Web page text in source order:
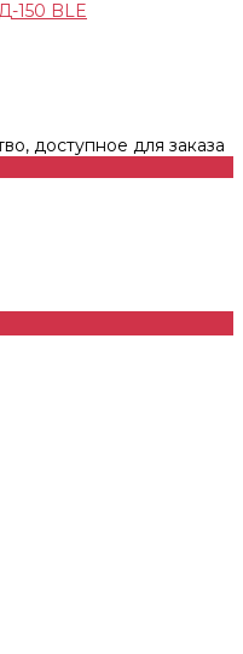
150 BLE
доступное для заказа